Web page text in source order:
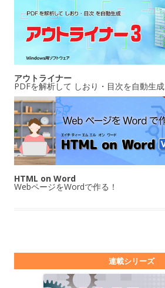
アウトライナー
PDFを解析して しおり・目次を自動生成
HTML on Word
WebページをWordで作る！
連載シリーズ